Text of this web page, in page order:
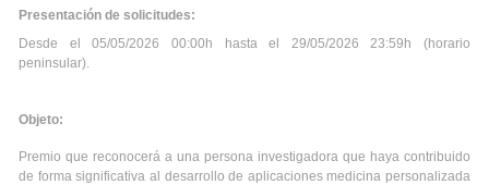
Presentación de solicitudes:
Desde el 05/05/2026 00:00h hasta el 29/05/2026 23:59h (horario
peninsular).
Objeto:
Premio que reconocerá a una persona investigadora que haya contribuido
de forma significativa al desarrollo de aplicaciones medicina personalizada